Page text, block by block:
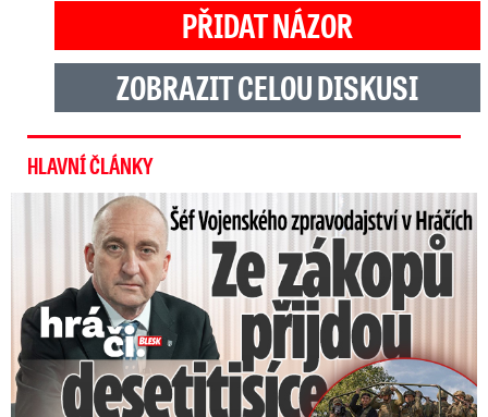
PŘIDAT NÁZOR
ZOBRAZIT CELOU DISKUSI
HLAVNÍ ČLÁNKY
Šéf Vojenského zpravodajství: Přijdou desetitisíce Ukrajinců